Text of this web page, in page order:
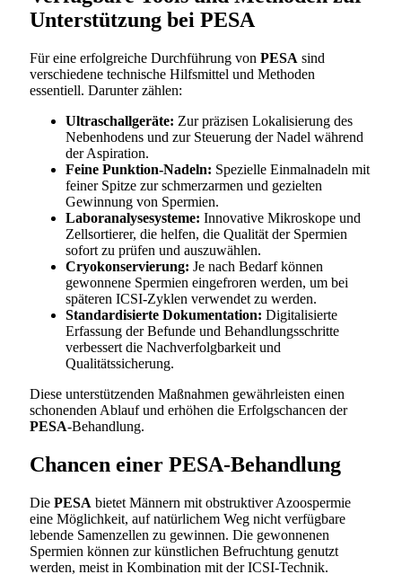
Unterstützung bei PESA
Für eine erfolgreiche Durchführung von PESA sind
verschiedene technische Hilfsmittel und Methoden
essentiell. Darunter zählen:
Ultraschallgeräte: Zur präzisen Lokalisierung des
Nebenhodens und zur Steuerung der Nadel während
der Aspiration.
Feine Punktion-Nadeln: Spezielle Einmalnadeln mit
feiner Spitze zur schmerzarmen und gezielten
Gewinnung von Spermien.
Laboranalysesysteme: Innovative Mikroskope und
Zellsortierer, die helfen, die Qualität der Spermien
sofort zu prüfen und auszuwählen.
Cryokonservierung: Je nach Bedarf können
gewonnene Spermien eingefroren werden, um bei
späteren ICSI-Zyklen verwendet zu werden.
Standardisierte Dokumentation: Digitalisierte
Erfassung der Befunde und Behandlungsschritte
verbessert die Nachverfolgbarkeit und
Qualitätssicherung.
Diese unterstützenden Maßnahmen gewährleisten einen
schonenden Ablauf und erhöhen die Erfolgschancen der
PESA-Behandlung.
Chancen einer PESA-Behandlung
Die PESA bietet Männern mit obstruktiver Azoospermie
eine Möglichkeit, auf natürlichem Weg nicht verfügbare
lebende Samenzellen zu gewinnen. Die gewonnenen
Spermien können zur künstlichen Befruchtung genutzt
werden, meist in Kombination mit der ICSI-Technik.